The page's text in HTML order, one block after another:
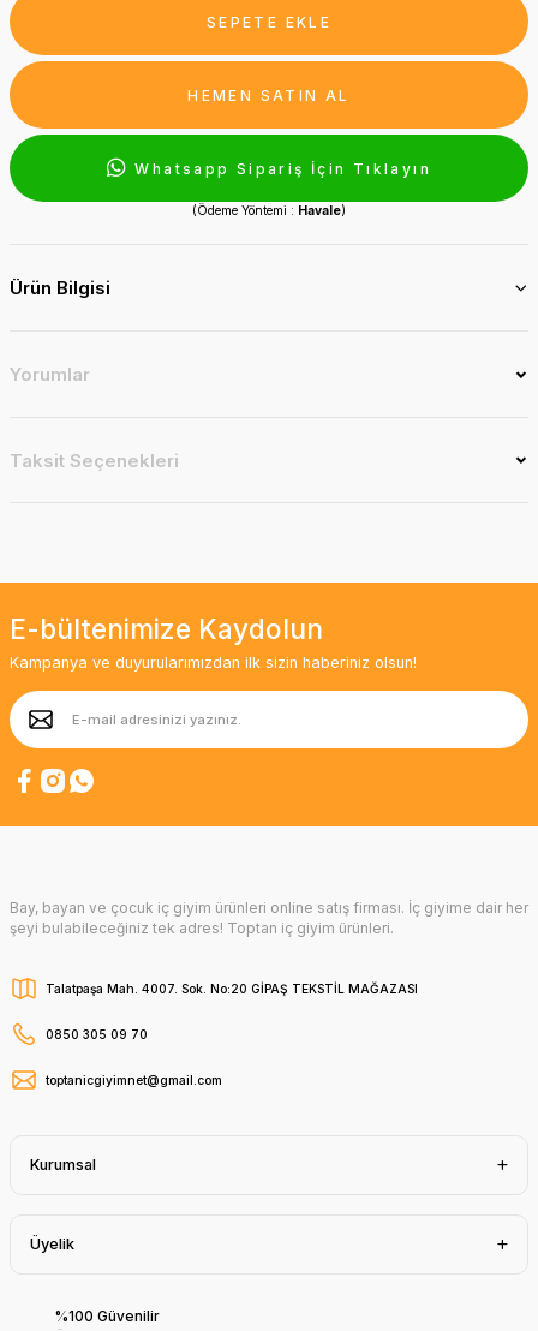
SEPETE EKLE
HEMEN SATIN AL
Whatsapp Sipariş İçin Tıklayın
(Ödeme Yöntemi : Havale)
Ürün Bilgisi
Yorumlar
Taksit Seçenekleri
E-bültenimize Kaydolun
Kampanya ve duyurularımızdan ilk sizin haberiniz olsun!
Bay, bayan ve çocuk iç giyim ürünleri online satış firması. İç giyime dair her
şeyi bulabileceğiniz tek adres! Toptan iç giyim ürünleri.
Talatpaşa Mah. 4007. Sok. No:20 GİPAŞ TEKSTİL MAĞAZASI
0850 305 09 70
toptanicgiyimnet@gmail.com
Kurumsal
Üyelik
%100 Güvenilir